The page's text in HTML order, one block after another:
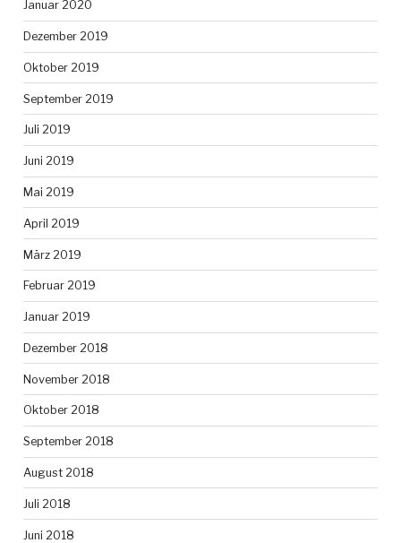
Januar 2020
Dezember 2019
Oktober 2019
September 2019
Juli 2019
Juni 2019
Mai 2019
April 2019
März 2019
Februar 2019
Januar 2019
Dezember 2018
November 2018
Oktober 2018
September 2018
August 2018
Juli 2018
Juni 2018